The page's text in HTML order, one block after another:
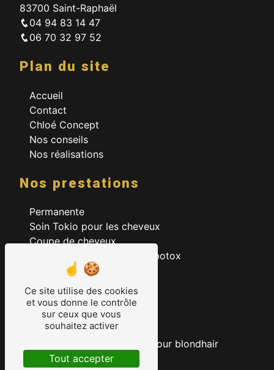
83700 Saint-Raphaël
04 94 83 14 47
06 70 32 97 52
Plan du site
Accueil
Contact
Chloé Concept
Nos conseils
Nos réalisations
Nos prestations
Permanente
Soin Tokio pour les cheveux
Coupe de cheveux
Lissage à la kératine et au botox
Coloration
Ombré hair
Dégradés
Undercut
Visagiste Homme Femme
Technique des babylights pour blondhair
Ce site utilise des cookies
et vous donne le contrôle
sur ceux que vous
souhaitez activer
Tout accepter